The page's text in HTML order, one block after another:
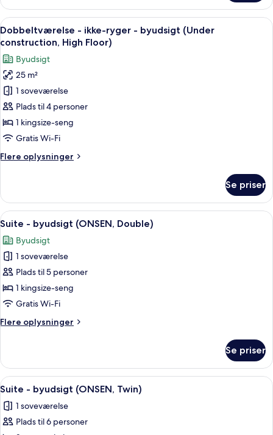
-
ikke-
ryger
(Under
Indlæs
alle
billeder
af
Dobbeltværelse
-
ikke-
ryger
-
(Under
Floor)
Dobbeltværelse - ikke-ryger -
1
Dobbeltværelse - ikke-ryger - byudsigt (Under
construction, High Floor)
Byudsigt
25 m²
1 soveværelse
Plads til 4 personer
1 kingsize-seng
Gratis Wi-Fi
Flere oplysninger
Flere
-
ikke-
ryger
byudsigt
(Under
construction,
High
Floor)
Se priser
Indlæs
alle
billeder
af
Suite
-
byudsigt
Double)
Suite - byudsigt (ONSEN, Double)
1
Suite - byudsigt (ONSEN, Double)
Byudsigt
1 soveværelse
Plads til 5 personer
1 kingsize-seng
Gratis Wi-Fi
Flere oplysninger
Flere
-
byudsigt
(ONSEN,
Se priser
Indlæs
alle
billeder
af
Suite - byudsigt (ONSEN, Twin) |
1
Suite - byudsigt (ONSEN, Twin)
1 soveværelse
Plads til 6 personer